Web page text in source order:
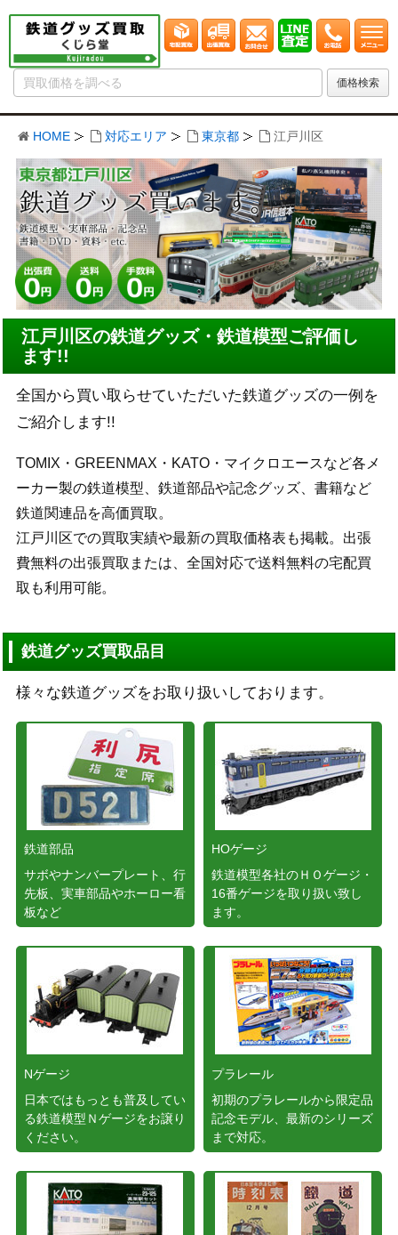
HOME 対応エリア 東京都 江戸川区
江戸川区の鉄道グッズ・鉄道模型ご評価し
ます!!
全国から買い取らせていただいた鉄道グッズの一例を
ご紹介します!!
TOMIX・GREENMAX・KATO・マイクロエースなど各メ
ーカー製の鉄道模型、鉄道部品や記念グッズ、書籍など
鉄道関連品を高価買取。
江戸川区での買取実績や最新の買取価格表も掲載。出張
費無料の出張買取または、全国対応で送料無料の宅配買
取も利用可能。
鉄道グッズ買取品目
様々な鉄道グッズをお取り扱いしております。
鉄道部品
サボやナンバープレート、行
先板、実車部品やホーロー看
板など
HOゲージ
鉄道模型各社のＨＯゲージ・
16番ゲージを取り扱い致し
ます。
Nゲージ
日本ではもっとも普及してい
る鉄道模型Ｎゲージをお譲り
ください。
プラレール
初期のプラレールから限定品
記念モデル、最新のシリーズ
まで対応。